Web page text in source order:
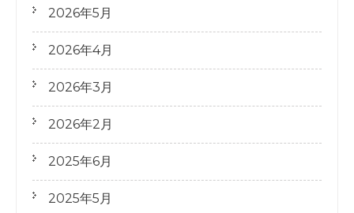
2026年5月
2026年4月
2026年3月
2026年2月
2025年6月
2025年5月